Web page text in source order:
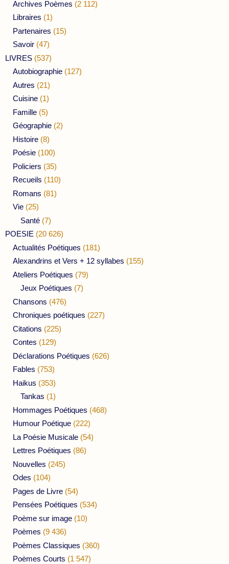
Archives Poèmes (2 112)
Libraires (1)
Partenaires (15)
Savoir (47)
LIVRES (537)
Autobiographie (127)
Autres (21)
Cuisine (1)
Famille (5)
Géographie (2)
Histoire (8)
Poésie (100)
Policiers (35)
Recueils (110)
Romans (81)
Vie (25)
Santé (7)
POESIE (20 626)
Actualités Poétiques (181)
Alexandrins et Vers + 12 syllabes (155)
Ateliers Poétiques (79)
Jeux Poétiques (7)
Chansons (476)
Chroniques poétiques (227)
Citations (225)
Contes (129)
Déclarations Poétiques (626)
Fables (753)
Haikus (353)
Tankas (1)
Hommages Poétiques (468)
Humour Poétique (222)
La Poésie Musicale (54)
Lettres Poétiques (86)
Nouvelles (245)
Odes (104)
Pages de Livre (54)
Pensées Poétiques (534)
Poème sur image (10)
Poèmes (9 436)
Poèmes Classiques (360)
Poèmes Courts (1 547)